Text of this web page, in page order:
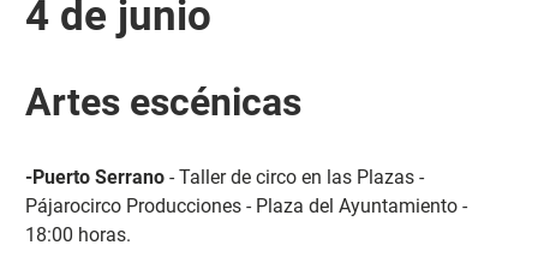
4 de junio
Artes escénicas
-Puerto Serrano- Taller de circo en las Plazas -
Pájarocirco Producciones - Plaza del Ayuntamiento -
18:00 horas.